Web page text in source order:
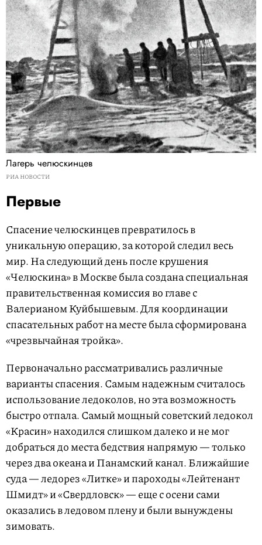
Лагерь челюскинцев
РИА НОВОСТИ
Первые
Спасение челюскинцев превратилось в
уникальную операцию, за которой следил весь
мир. На следующий день после крушения
«Челюскина» в Москве была создана специальная
правительственная комиссия во главе с
Валерианом Куйбышевым. Для координации
спасательных работ на месте была сформирована
«чрезвычайная тройка».
Первоначально рассматривались различные
варианты спасения. Самым надежным считалось
использование ледоколов, но эта возможность
быстро отпала. Самый мощный советский ледокол
«Красин» находился слишком далеко и не мог
добраться до места бедствия напрямую — только
через два океана и Панамский канал. Ближайшие
суда — ледорез «Литке» и пароходы «Лейтенант
Шмидт» и «Свердловск» — еще с осени сами
оказались в ледовом плену и были вынуждены
зимовать.